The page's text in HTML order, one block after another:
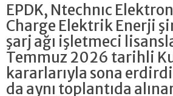
EPDK, Ntechnıc
Charge Elektrik Enerji
şarj ağı işletmeci
Temmuz 2026 tarihli
kararlarıyla sona
da aynı toplantıda